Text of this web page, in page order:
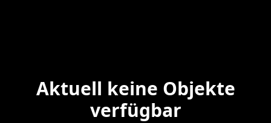
Aktuell keine Objekte
verfügbar